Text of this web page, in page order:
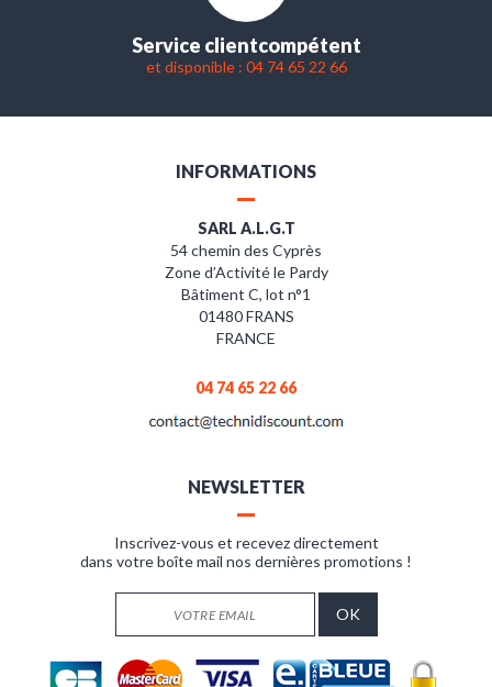
Service clientcompétent
et disponible : 04 74 65 22 66
INFORMATIONS
SARL A.L.G.T
54 chemin des Cyprès
Zone d’Activité le Pardy
Bâtiment C, lot n°1
01480 FRANS
FRANCE
04 74 65 22 66
NEWSLETTER
Inscrivez-vous et recevez directement
dans votre boîte mail nos dernières promotions !